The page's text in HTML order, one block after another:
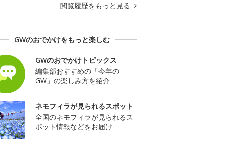
閲覧履歴をもっと見る
GWのおでかけをもっと楽しむ
GWのおでかけトピックス
編集部おすすめの「今年の
GW」の楽しみ方を紹介
ネモフィラが見られるスポット
全国のネモフィラが見られるス
ポット情報などをお届け